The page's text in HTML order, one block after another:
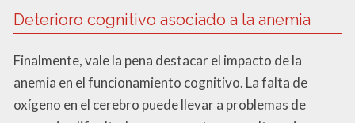
Deterioro cognitivo asociado a la anemia
Finalmente, vale la pena destacar el impacto de la
anemia en el funcionamiento cognitivo. La falta de
oxígeno en el cerebro puede llevar a problemas de